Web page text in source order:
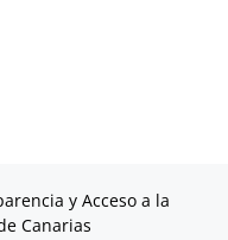
y Acceso a la
Canarias